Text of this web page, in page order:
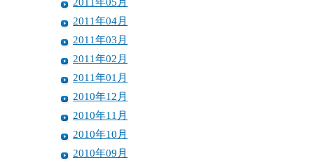
2011年04月
2011年03月
2011年02月
2011年01月
2010年12月
2010年11月
2010年10月
2010年09月